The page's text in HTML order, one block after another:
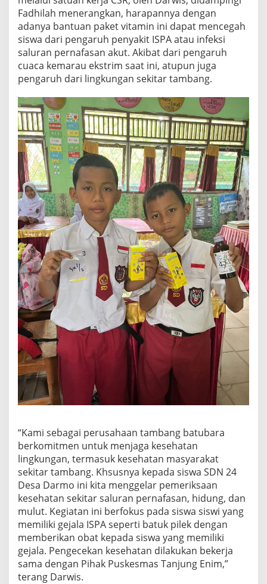
Fadhilah menerangkan, harapannya dengan
adanya bantuan paket vitamin ini dapat mencegah
siswa dari pengaruh penyakit ISPA atau infeksi
saluran pernafasan akut. Akibat dari pengaruh
cuaca kemarau ekstrim saat ini, atupun juga
pengaruh dari lingkungan sekitar tambang.
“Kami sebagai perusahaan tambang batubara
berkomitmen untuk menjaga kesehatan
lingkungan, termasuk kesehatan masyarakat
sekitar tambang. Khsusnya kepada siswa SDN 24
Desa Darmo ini kita menggelar pemeriksaan
kesehatan sekitar saluran pernafasan, hidung, dan
mulut. Kegiatan ini berfokus pada siswa siswi yang
memiliki gejala ISPA seperti batuk pilek dengan
memberikan obat kepada siswa yang memiliki
gejala. Pengecekan kesehatan dilakukan bekerja
sama dengan Pihak Puskesmas Tanjung Enim,”
terang Darwis.